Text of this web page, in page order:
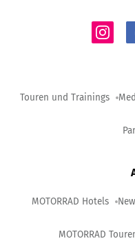
Touren und Trainings
MOTORRAD Hotels
MOTORRAD